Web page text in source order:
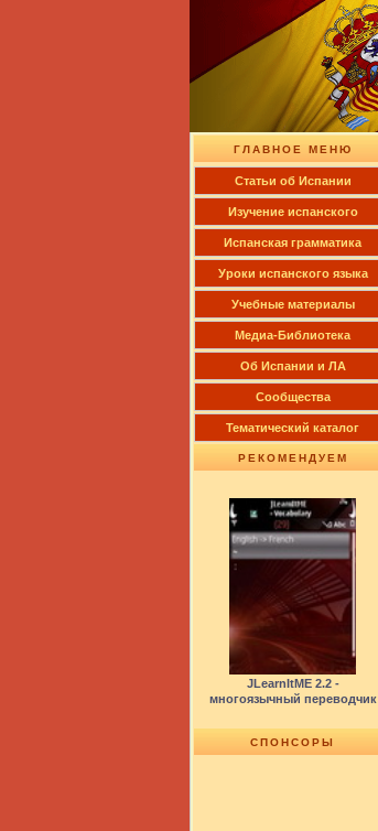
ГЛАВНОЕ МЕНЮ
Cтатьи об Испании
Изучение испанского
Испанская грамматика
Уроки испанского языка
Учебные материалы
Медиа-Библиотека
Об Испании и ЛА
Сообщества
Тематический каталог
РЕКОМЕНДУЕМ
JLearnItME 2.2 -
многоязычный переводчик
СПОНСОРЫ